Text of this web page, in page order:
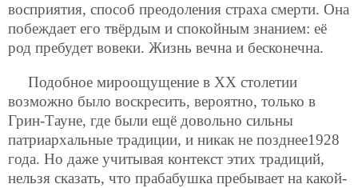
восприятия, способ преодоления страха смерти. Она
побеждает его твёрдым и спокойным знанием: её
род пребудет вовеки. Жизнь вечна и бесконечна.
Подобное мироощущение в ХХ столетии
возможно было воскресить, вероятно, только в
Грин-Тауне, где были ещё довольно сильны
патриархальные традиции, и никак не позднее1928
года. Но даже учитывая контекст этих традиций,
нельзя сказать, что прабабушка пребывает на какой-